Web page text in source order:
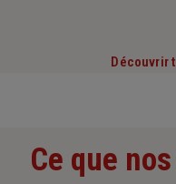
Découvrir
Ce que